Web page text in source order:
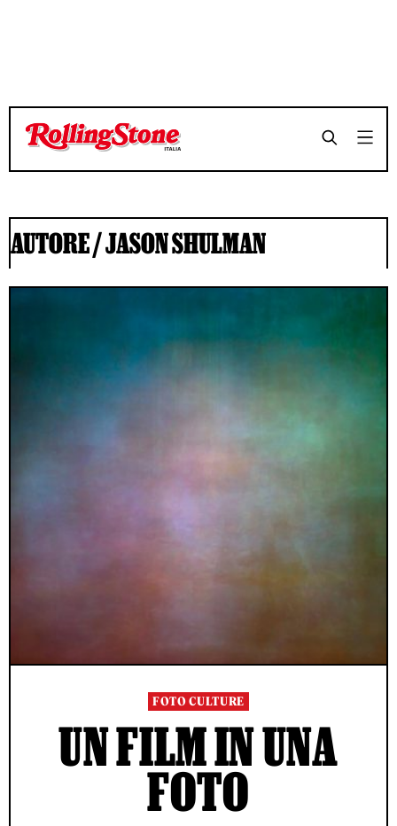
AUTORE /JASON SHULMAN
FOTO CULTURE
UN FILM IN UNA
FOTO